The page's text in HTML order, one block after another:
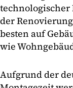
technologischer
der
besten auf
wie
Aufgrund der